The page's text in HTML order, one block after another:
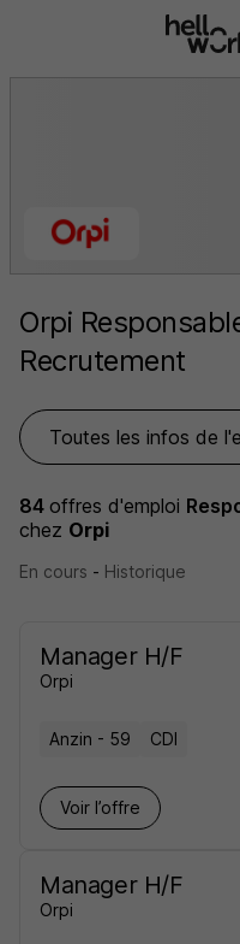
Orpi
Recrutement
Toutes les infos de
84 offres d'emploi
chez Orpi
En cours - Historique
Manager H/F
Orpi
Anzin - 59 CDI
Voir l’offre
Manager H/F
Orpi